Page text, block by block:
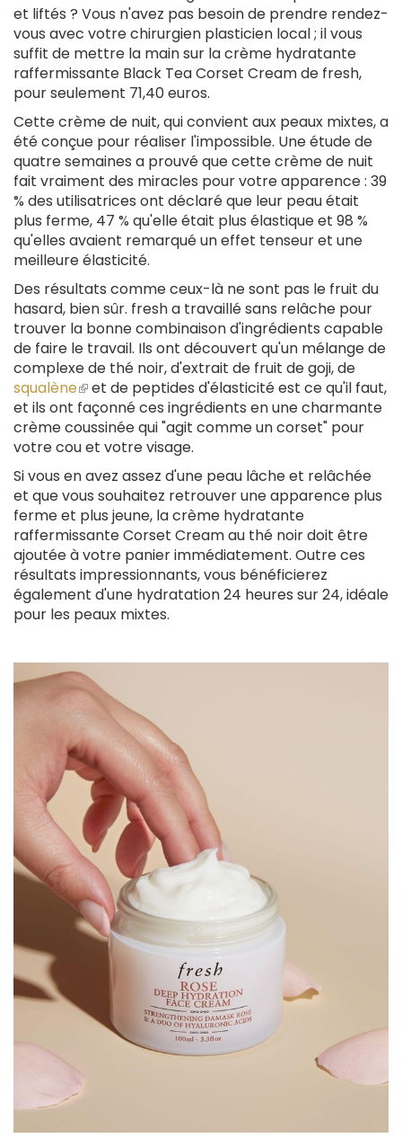
et liftés ? Vous n'avez pas besoin de prendre rendez-
vous avec votre chirurgien plasticien local ; il vous
suffit de mettre la main sur la crème hydratante
raffermissante Black Tea Corset Cream de fresh,
pour seulement 71,40 euros.
Cette crème de nuit, qui convient aux peaux mixtes, a
été conçue pour réaliser l'impossible. Une étude de
quatre semaines a prouvé que cette crème de nuit
fait vraiment des miracles pour votre apparence : 39
% des utilisatrices ont déclaré que leur peau était
plus ferme, 47 % qu'elle était plus élastique et 98 %
qu'elles avaient remarqué un effet tenseur et une
meilleure élasticité.
Des résultats comme ceux-là ne sont pas le fruit du
hasard, bien sûr. fresh a travaillé sans relâche pour
trouver la bonne combinaison d'ingrédients capable
de faire le travail. Ils ont découvert qu'un mélange de
complexe de thé noir, d'extrait de fruit de goji, de
squalène(le
lien
est
externe)
et de peptides d'élasticité est ce qu'il faut,
et ils ont façonné ces ingrédients en une charmante
crème coussinée qui "agit comme un corset" pour
votre cou et votre visage.
Si vous en avez assez d'une peau lâche et relâchée
et que vous souhaitez retrouver une apparence plus
ferme et plus jeune, la crème hydratante
raffermissante Corset Cream au thé noir doit être
ajoutée à votre panier immédiatement. Outre ces
résultats impressionnants, vous bénéficierez
également d'une hydratation 24 heures sur 24, idéale
pour les peaux mixtes.